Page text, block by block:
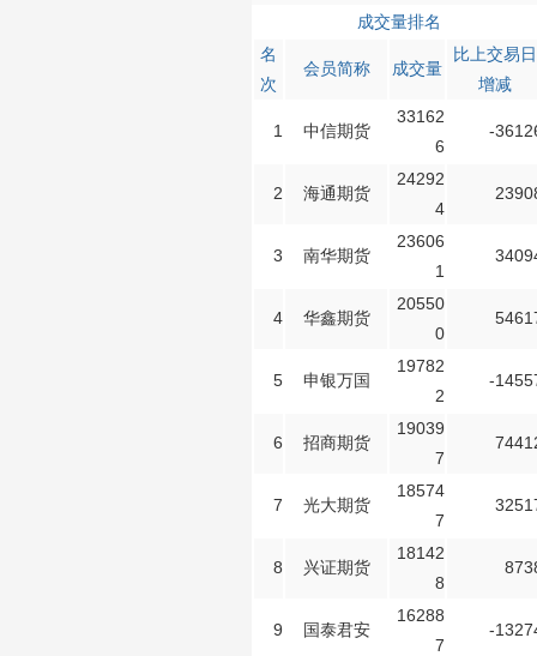
成交量排名
名
次
会员简称 成交量
比上交易日
增减
1 中信期货
33162
6
-
2 海通期货
24292
4
3 南华期货
23606
1
4 华鑫期货
20550
0
5 申银万国
19782
2
-
6 招商期货
19039
7
7 光大期货
18574
7
8 兴证期货
18142
8
9 国泰君安
16288
7
-